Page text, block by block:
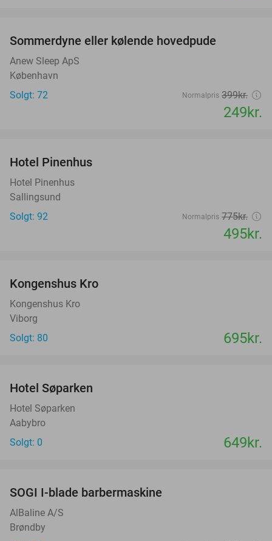
Sommerdyne eller kølende hovedpude
Anew Sleep ApS
København
Solgt: 72
Normalpris 399kr.
249kr.
Hotel Pinenhus
Hotel Pinenhus
Sallingsund
Solgt: 92
Normalpris 775kr.
495kr.
Kongenshus Kro
Kongenshus Kro
Viborg
Solgt: 80
695kr.
Hotel Søparken
Hotel Søparken
Aabybro
Solgt: 0
649kr.
SOGI I-blade barbermaskine
AlBaline A/S
Brøndby